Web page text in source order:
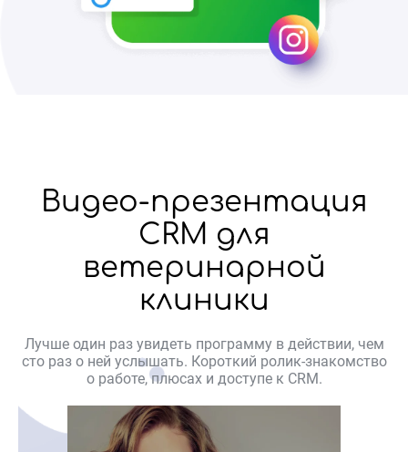
Видео-презентация
CRM для
ветеринарной
клиники
Лучше один раз увидеть программу в действии, чем
сто раз о ней услышать. Короткий ролик-знакомство
о работе, плюсах и доступе к CRM.